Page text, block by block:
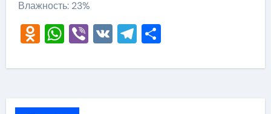
Влажность: 23%
Odnoklassniki
WhatsApp
Viber
VKTelegram
Отправить